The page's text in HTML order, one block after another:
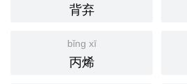
背弃
bǐng xī
丙烯